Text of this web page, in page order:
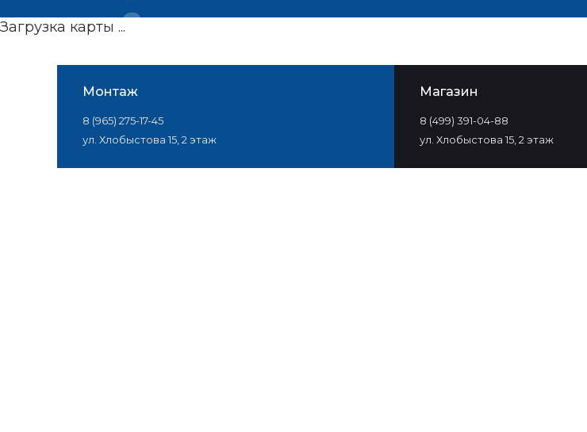
Монтаж
8 (965) 275-17-45
ул. Хлобыстова 15, 2 этаж
Магазин
8 (499) 391-04-88
ул. Хлобыстова 15, 2 этаж
Загрузка карты ...